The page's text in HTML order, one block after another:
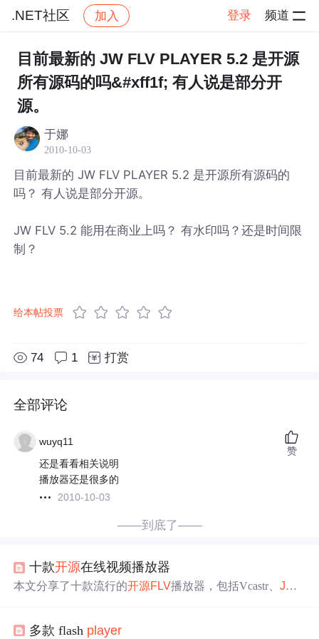
.NET社区 加入 登录 频道
社区 .NET社区
目前最新的 JW FLV PLAYER 5.2 是开源
所有源码的吗&#xff1f; 有人说是部分开
源。
于娜
2010-10-03
目前最新的 JW FLV PLAYER 5.2 是开源所有源码的
吗？ 有人说是部分开源。
JW FLV 5.2 能用在商业上吗？ 有水印吗？还是时间限
制？
给本帖投票
74 1 打赏
全部评论
wuyq11
还是看看相关说明
播放器还是很多的
2010-10-03
赞
——到底了——
十款开源在线视频播放器
本文分享了十款流行的开源FLV播放器，包括Vcastr、JW
多款 flash player